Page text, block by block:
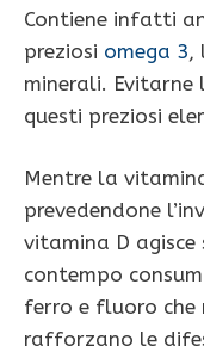
Contiene infatti
preziosi omega 3,
minerali.
questi preziosi
Mentre la
prevedendone
vitamina D
contempo
ferro e fluoro che
rafforzano le